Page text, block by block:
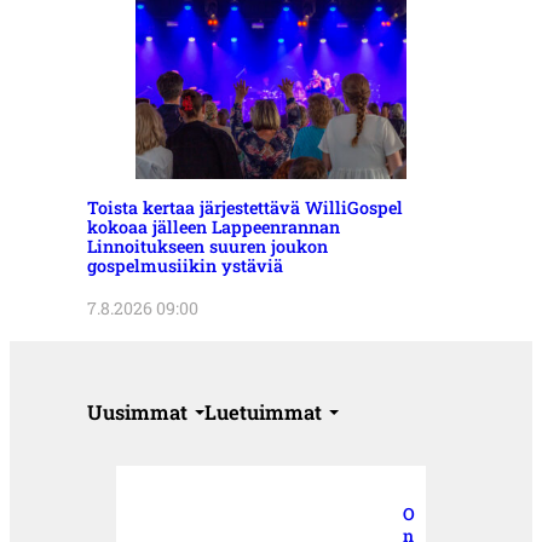
Toista kertaa järjestettävä WilliGospel
kokoaa jälleen Lappeenrannan
Linnoitukseen suuren joukon
gospelmusiikin ystäviä
7.8.2026 09:00
Uusimmat Luetuimmat
O
n